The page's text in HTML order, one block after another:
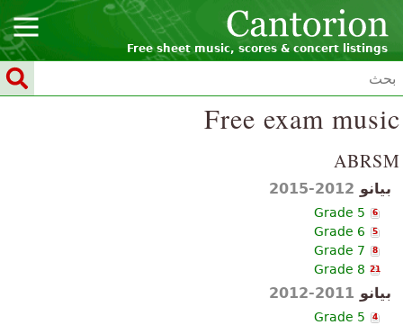
Free sheet music, scores & concert listings
Free exam music
ABRSM
بيانو 2012-2015
6
Grade 5
5
Grade 6
8
Grade 7
21
Grade 8
بيانو 2011-2012
4
Grade 5